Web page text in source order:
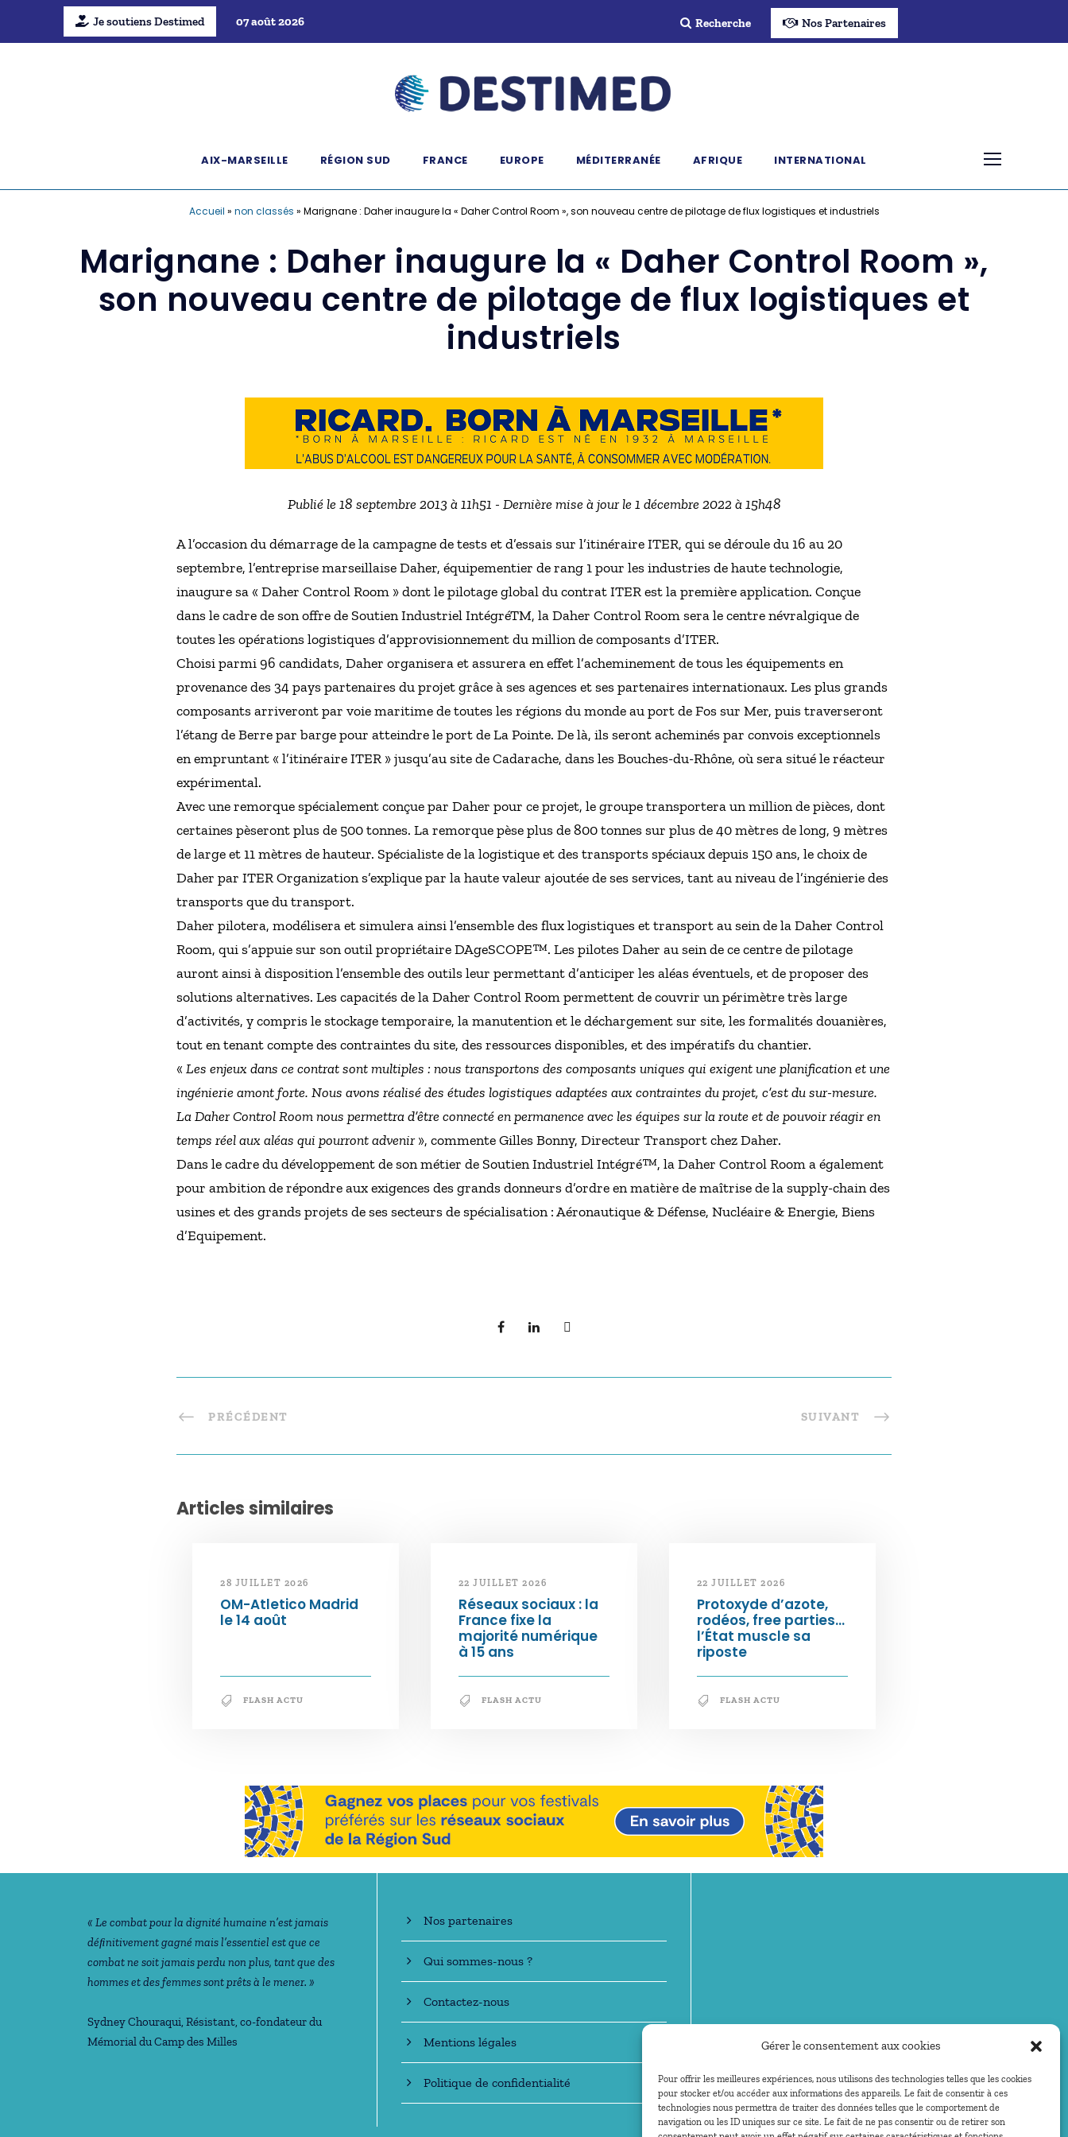
Gérer le consentement aux cookies
Pour offrir les meilleures expériences, nous utilisons des technologies telles que les cookies
pour stocker et/ou accéder aux informations des appareils. Le fait de consentir à ces
technologies nous permettra de traiter des données telles que le comportement de
navigation ou les ID uniques sur ce site. Le fait de ne pas consentir ou de retirer son
Je soutiens Destimed 07 août 2026 Recherche Nos Partenaires
AIX-MARSEILLE RÉGION SUD FRANCE EUROPE MÉDITERRANÉE AFRIQUE INTERNATIONAL
Accueil » non classés » Marignane : Daher inaugure la « Daher Control Room », son nouveau centre de pilotage de flux logistiques et industriels
Marignane : Daher inaugure la « Daher Control Room »,
son nouveau centre de pilotage de flux logistiques et
industriels
Publié le 18 septembre 2013 à 11h51 - Dernière mise à jour le 1 décembre 2022 à 15h48
A l’occasion du démarrage de la campagne de tests et d’essais sur l’itinéraire ITER, qui se déroule du 16 au 20
septembre, l’entreprise marseillaise Daher, équipementier de rang 1 pour les industries de haute technologie,
inaugure sa « Daher Control Room » dont le pilotage global du contrat ITER est la première application. Conçue
dans le cadre de son offre de Soutien Industriel IntégréTM, la Daher Control Room sera le centre névralgique de
toutes les opérations logistiques d’approvisionnement du million de composants d’ITER.
Choisi parmi 96 candidats, Daher organisera et assurera en effet l’acheminement de tous les équipements en
provenance des 34 pays partenaires du projet grâce à ses agences et ses partenaires internationaux. Les plus grands
composants arriveront par voie maritime de toutes les régions du monde au port de Fos sur Mer, puis traverseront
l’étang de Berre par barge pour atteindre le port de La Pointe. De là, ils seront acheminés par convois exceptionnels
en empruntant « l’itinéraire ITER » jusqu’au site de Cadarache, dans les Bouches-du-Rhône, où sera situé le réacteur
expérimental.
Avec une remorque spécialement conçue par Daher pour ce projet, le groupe transportera un million de pièces, dont
certaines pèseront plus de 500 tonnes. La remorque pèse plus de 800 tonnes sur plus de 40 mètres de long, 9 mètres
de large et 11 mètres de hauteur. Spécialiste de la logistique et des transports spéciaux depuis 150 ans, le choix de
Daher par ITER Organization s’explique par la haute valeur ajoutée de ses services, tant au niveau de l’ingénierie des
transports que du transport.
Daher pilotera, modélisera et simulera ainsi l’ensemble des flux logistiques et transport au sein de la Daher Control
Room, qui s’appuie sur son outil propriétaire DAgeSCOPE™. Les pilotes Daher au sein de ce centre de pilotage
auront ainsi à disposition l’ensemble des outils leur permettant d’anticiper les aléas éventuels, et de proposer des
solutions alternatives. Les capacités de la Daher Control Room permettent de couvrir un périmètre très large
d’activités, y compris le stockage temporaire, la manutention et le déchargement sur site, les formalités douanières,
tout en tenant compte des contraintes du site, des ressources disponibles, et des impératifs du chantier.
« Les enjeux dans ce contrat sont multiples : nous transportons des composants uniques qui exigent une planification et une
ingénierie amont forte. Nous avons réalisé des études logistiques adaptées aux contraintes du projet, c’est du sur-mesure.
La Daher Control Room nous permettra d’être connecté en permanence avec les équipes sur la route et de pouvoir réagir en
temps réel aux aléas qui pourront advenir», commente Gilles Bonny, Directeur Transport chez Daher.
Dans le cadre du développement de son métier de Soutien Industriel Intégré™, la Daher Control Room a également
pour ambition de répondre aux exigences des grands donneurs d’ordre en matière de maîtrise de la supply-chain des
usines et des grands projets de ses secteurs de spécialisation : Aéronautique & Défense, Nucléaire & Energie, Biens
d’Equipement.
PRÉCÉDENT SUIVANT
Articles similaires
28 JUILLET 2026
OM-Atletico Madrid
le 14 août
FLASH ACTU
22 JUILLET 2026
Réseaux sociaux : la
France fixe la
majorité numérique
à 15 ans
FLASH ACTU
22 JUILLET 2026
Protoxyde d’azote,
rodéos, free parties…
l’État muscle sa
riposte
FLASH ACTU
Notre philosophie
« Le combat pour la dignité humaine n’est jamais
déﬁnitivement gagné mais l’essentiel est que ce
combat ne soit jamais perdu non plus, tant que des
hommes et des femmes sont prêts à le mener. »
Sydney Chouraqui, Résistant, co-fondateur du
Mémorial du Camp des Milles
En savoir +
Nos partenaires
Qui sommes-nous ?
Contactez-nous
Mentions légales
Politique de confidentialité